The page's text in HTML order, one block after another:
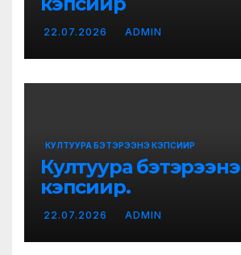
22.07.2026 ADMIN
КУЛТУУРА БЭТЭРЭЭНЭ КЭПСИИР
Култуура бэтэрээнэ
кэпсиир.
22.07.2026 ADMIN